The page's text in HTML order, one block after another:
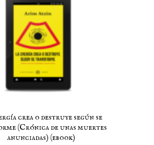
crea o destruye según se
(Crónica de unas muertes
anunciadas) (ebook)